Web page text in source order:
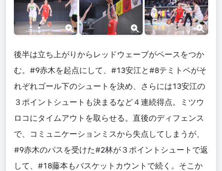
後半は立ち上がりからレッドウェーブがペースをつか
む。#9赤木を起点にして、#13安江と#8テミトペがそ
れぞれゴール下のシュートを決め、さらには13安江の
３ポイントシュートも決まるなど４連続得点。ミツウ
ロコにタイムアウトを取らせる。直後のディフェンス
で、コミュニケーションミスから失点してしまうが、
#9赤木のパスを受けた#2林が３ポイントシュートで返
して、#18藤本もバスケットカウントで続く。そこか